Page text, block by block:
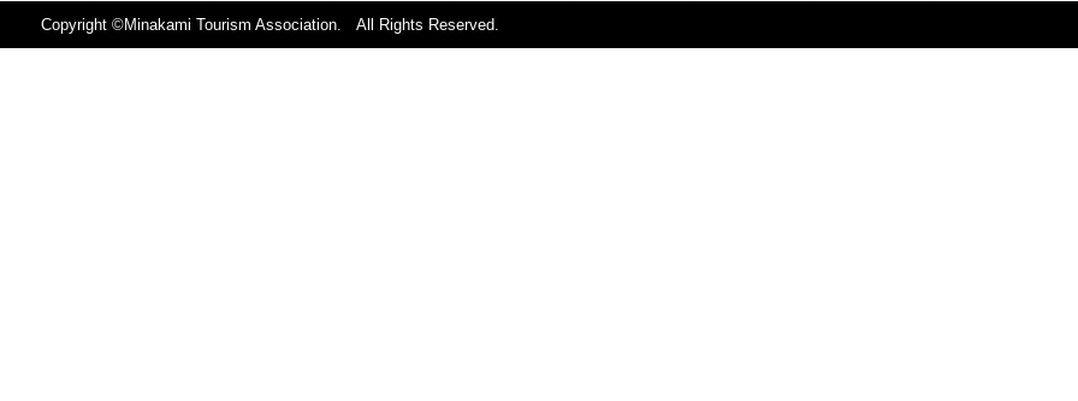
Copyright ©Minakami Tourism Association. All Rights Reserved.